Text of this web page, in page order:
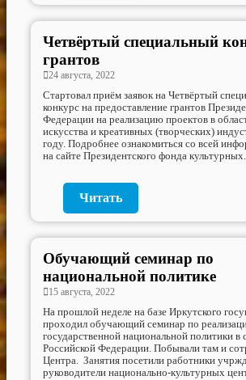
Четвёртый специальный
грантов
24 августа, 2022
Стартовал приём заявок на Четвёртый
конкурс на предоставление грантов
Федерации на реализацию проектов в
искусства и креативных (творческих)
году. Подробнее ознакомиться со всей
на сайте Президентского фонда
Читать
Обучающий семинар по
национальной политике
15 августа, 2022
На прошлой неделе на базе Иркутского
проходил обучающий семинар по
государственной национальной политики в
Российской Федерации. Побывали там и
Центра. Занятия посетили работники
руководители национально-культурных